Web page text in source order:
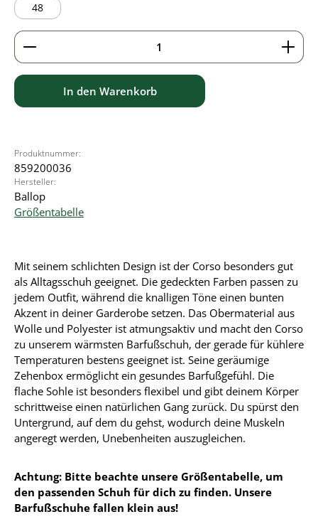
48
Produkt Anzahl: Gib den gewünschten Wert ein
In den Warenkorb
Produktnummer:
859200036
Hersteller:
Ballop
Größentabelle
Mit seinem schlichten Design ist der Corso besonders gut
als Alltagsschuh geeignet. Die gedeckten Farben passen zu
jedem Outfit, während die knalligen Töne einen bunten
Akzent in deiner Garderobe setzen. Das Obermaterial aus
Wolle und Polyester ist atmungsaktiv und macht den Corso
zu unserem wärmsten Barfußschuh, der gerade für kühlere
Temperaturen bestens geeignet ist. Seine geräumige
Zehenbox ermöglicht ein gesundes Barfußgefühl. Die
flache Sohle ist besonders flexibel und gibt deinem Körper
schrittweise einen natürlichen Gang zurück. Du spürst den
Untergrund, auf dem du gehst, wodurch deine Muskeln
angeregt werden, Unebenheiten auszugleichen.
Achtung: Bitte beachte unsere Größentabelle, um
den passenden Schuh für dich zu finden. Unsere
Barfußschuhe fallen klein aus!